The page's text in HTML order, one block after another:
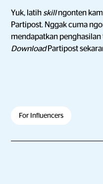
Yuk, latih skillngonten
Partipost. Nggak cuma
mendapatkan
DownloadPartipost
For Influencers